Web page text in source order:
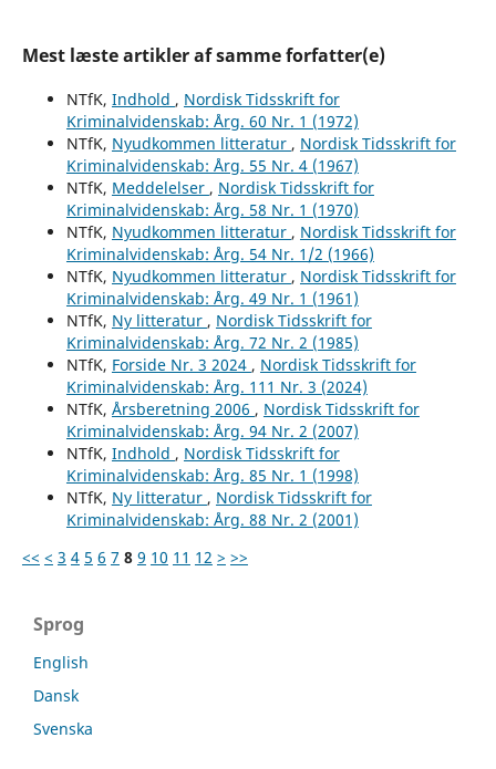
Mest læste artikler af samme forfatter(e)
NTfK, Indhold , Nordisk Tidsskrift for
Kriminalvidenskab: Årg. 60 Nr. 1 (1972)
NTfK, Nyudkommen litteratur , Nordisk Tidsskrift for
Kriminalvidenskab: Årg. 55 Nr. 4 (1967)
NTfK, Meddelelser , Nordisk Tidsskrift for
Kriminalvidenskab: Årg. 58 Nr. 1 (1970)
NTfK, Nyudkommen litteratur , Nordisk Tidsskrift for
Kriminalvidenskab: Årg. 54 Nr. 1/2 (1966)
NTfK, Nyudkommen litteratur , Nordisk Tidsskrift for
Kriminalvidenskab: Årg. 49 Nr. 1 (1961)
NTfK, Ny litteratur , Nordisk Tidsskrift for
Kriminalvidenskab: Årg. 72 Nr. 2 (1985)
NTfK, Forside Nr. 3 2024 , Nordisk Tidsskrift for
Kriminalvidenskab: Årg. 111 Nr. 3 (2024)
NTfK, Årsberetning 2006 , Nordisk Tidsskrift for
Kriminalvidenskab: Årg. 94 Nr. 2 (2007)
NTfK, Indhold , Nordisk Tidsskrift for
Kriminalvidenskab: Årg. 85 Nr. 1 (1998)
NTfK, Ny litteratur , Nordisk Tidsskrift for
Kriminalvidenskab: Årg. 88 Nr. 2 (2001)
<< < 3 4 5 6 7 8 9 10 11 12 > >>
Sprog
English
Dansk
Svenska